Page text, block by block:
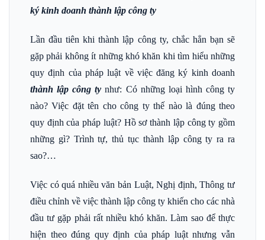
ký kinh doanh thành lập công ty
Lần đầu tiên khi thành lập công ty, chắc hẳn bạn sẽ
gặp phải không ít những khó khăn khi tìm hiểu những
quy định của pháp luật về việc đăng ký kinh doanh
thành lập công ty như: Có những loại hình công ty
nào? Việc đặt tên cho công ty thế nào là đúng theo
quy định của pháp luật? Hồ sơ thành lập công ty gồm
những gì? Trình tự, thủ tục thành lập công ty ra ra
sao?…
Việc có quá nhiều văn bản Luật, Nghị định, Thông tư
điều chỉnh về việc thành lập công ty khiến cho các nhà
đầu tư gặp phải rất nhiều khó khăn. Làm sao để thực
hiện theo đúng quy định của pháp luật nhưng vẫn